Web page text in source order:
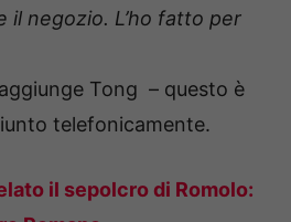
il negozio. L’ho fatto per
aggiunge Tong – questo è
telefonicamente.
il sepolcro di Romolo: